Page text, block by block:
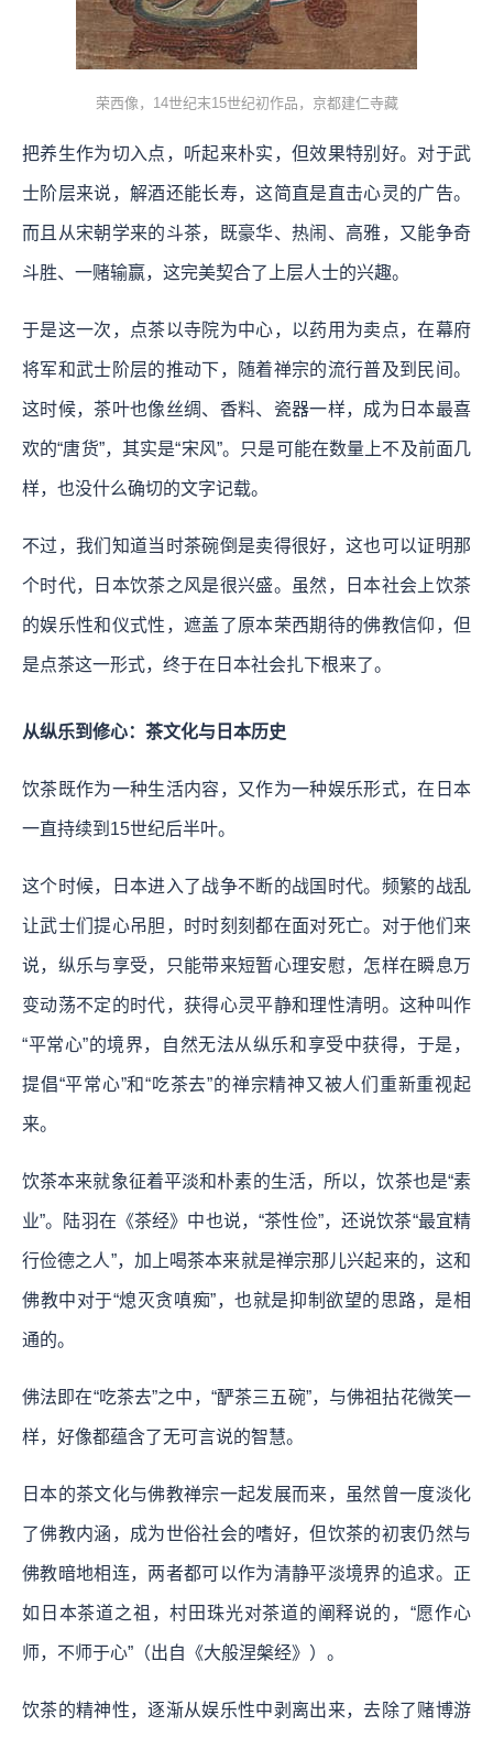
荣西像，14世纪末15世纪初作品，京都建仁寺藏
把养生作为切入点，听起来朴实，但效果特别好。对于武
士阶层来说，解酒还能长寿，这简直是直击心灵的广告。
而且从宋朝学来的斗茶，既豪华、热闹、高雅，又能争奇
斗胜、一赌输赢，这完美契合了上层人士的兴趣。
于是这一次，点茶以寺院为中心，以药用为卖点，在幕府
将军和武士阶层的推动下，随着禅宗的流行普及到民间。
这时候，茶叶也像丝绸、香料、瓷器一样，成为日本最喜
欢的“唐货”，其实是“宋风”。只是可能在数量上不及前面几
样，也没什么确切的文字记载。
不过，我们知道当时茶碗倒是卖得很好，这也可以证明那
个时代，日本饮茶之风是很兴盛。虽然，日本社会上饮茶
的娱乐性和仪式性，遮盖了原本荣西期待的佛教信仰，但
是点茶这一形式，终于在日本社会扎下根来了。
从纵乐到修心：茶文化与日本历史
饮茶既作为一种生活内容，又作为一种娱乐形式，在日本
一直持续到15世纪后半叶。
这个时候，日本进入了战争不断的战国时代。频繁的战乱
让武士们提心吊胆，时时刻刻都在面对死亡。对于他们来
说，纵乐与享受，只能带来短暂心理安慰，怎样在瞬息万
变动荡不定的时代，获得心灵平静和理性清明。这种叫作
“平常心”的境界，自然无法从纵乐和享受中获得，于是，
提倡“平常心”和“吃茶去”的禅宗精神又被人们重新重视起
来。
饮茶本来就象征着平淡和朴素的生活，所以，饮茶也是“素
业”。陆羽在《茶经》中也说，“茶性俭”，还说饮茶“最宜精
行俭德之人”，加上喝茶本来就是禅宗那儿兴起来的，这和
佛教中对于“熄灭贪嗔痴”，也就是抑制欲望的思路，是相
通的。
佛法即在“吃茶去”之中，“酽茶三五碗”，与佛祖拈花微笑一
样，好像都蕴含了无可言说的智慧。
日本的茶文化与佛教禅宗一起发展而来，虽然曾一度淡化
了佛教内涵，成为世俗社会的嗜好，但饮茶的初衷仍然与
佛教暗地相连，两者都可以作为清静平淡境界的追求。正
如日本茶道之祖，村田珠光对茶道的阐释说的，“愿作心
师，不师于心”（出自《大般涅槃经》）。
饮茶的精神性，逐渐从娱乐性中剥离出来，去除了赌博游